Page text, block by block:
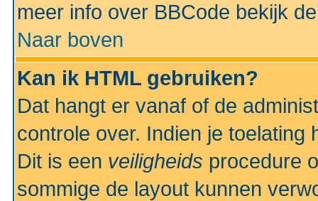
meer info over BBCode bekijk
Naar boven
Kan ik HTML gebruiken?
Dat hangt er vanaf of de
controle over. Indien je
Dit is een veiligheids procedure
sommige de layout kunnen